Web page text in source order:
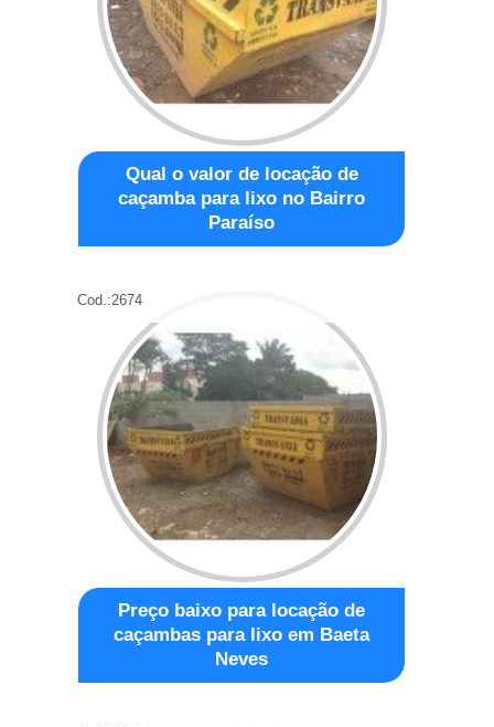
Qual o valor de locação de
caçamba para lixo no Bairro
Paraíso
Cod.:2674
Preço baixo para locação de
caçambas para lixo em Baeta
Neves